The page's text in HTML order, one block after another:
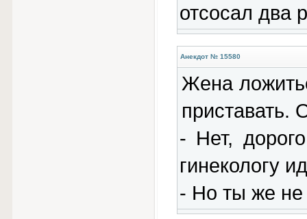
отсосал два
Анекдот № 15580
Жена
приставать.
- Нет,
гинекологу
- Но ты же не